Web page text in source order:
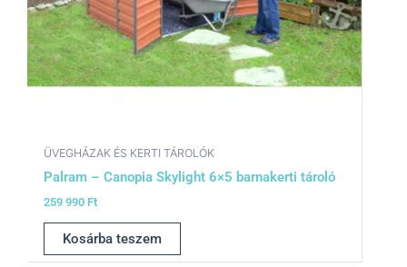
ÜVEGHÁZAK ÉS KERTI TÁROLÓK
Palram – Canopia Skylight 6×5 barnakerti tároló
259 990 Ft
Kosárba teszem